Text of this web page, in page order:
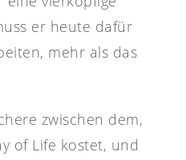
er heute dafür
mehr als das
zwischen dem,
of Life kostet, und